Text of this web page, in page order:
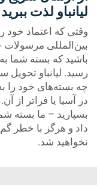
لیانباو لذت ببرید
وقتی که اعتماد خود
بین‌المللی مرسولات
باشید که بسته شما
رسید. لیانباو تحویل
چه بسته‌های خود را
در آسیا یا فراتر از
بسپارید – ما بسته
داد و هرگز با خطر
نخواهید شد.